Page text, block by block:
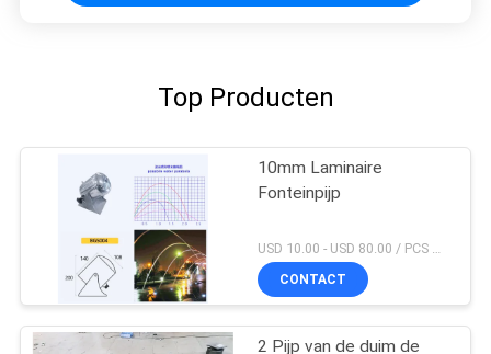
Top Producten
10mm Laminaire
Fonteinpijp
CONTACT
2 Pijp van de duim de